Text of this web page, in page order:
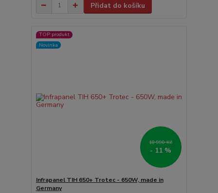
Přidat do košíku
TOP produkt
Novinka
18 990 Kč
- 11 %
Infrapanel TIH 650+ Trotec - 650W, made in
Germany